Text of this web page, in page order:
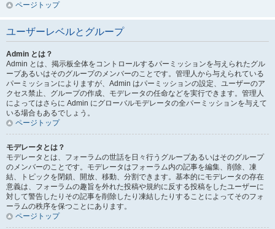
ページトップ
ユーザーレベルとグループ
Admin とは？
Admin とは、掲示板全体をコントロールするパーミッションを与えられたグル
ープあるいはそのグループのメンバーのことです。管理人から与えられている
パーミッションによりますが、Admin はパーミッションの設定、ユーザーのア
クセス禁止、グループの作成、モデレータの任命などを実行できます。管理人
によってはさらに Admin にグローバルモデレータの全パーミッションを与えて
いる場合もあるでしょう。
ページトップ
モデレータとは？
モデレータとは、フォーラムの世話を日々行うグループあるいはそのグループ
のメンバーのことです。モデレータはフォーラム内の記事を編集、削除、凍
結、トピックを閉鎖、開放、移動、分割できます。基本的にモデレータの存在
意義は、フォーラムの趣旨を外れた投稿や規約に反する投稿をしたユーザーに
対して警告したりその記事を削除したり凍結したりすることによってそのフォ
ーラムの秩序を保つことにあります。
ページトップ